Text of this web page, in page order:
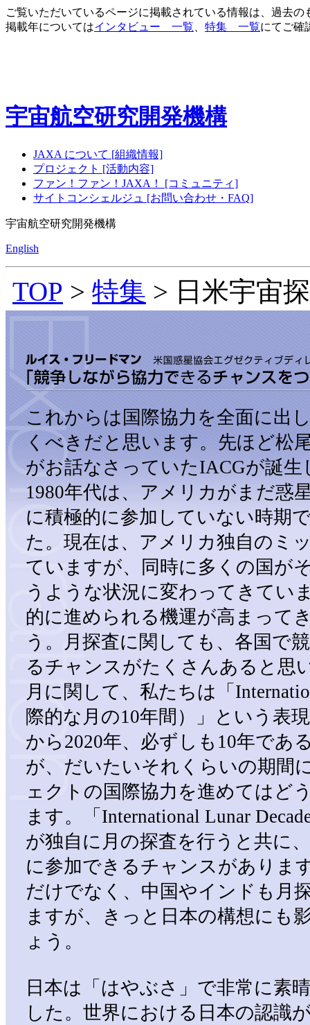
ご覧いただいているページに掲載されている情報は、過去
掲載年についてはインタビュー 一覧 特集 一覧にてご確
宇宙航空研究開発機構
JAXA について [組織情報]
プロジェクト [活動内容]
ファン！ファン！JAXA！ [コミュニティ]
サイトコンシェルジュ [お問い合わせ・FAQ]
宇宙航空研究開発機構
English
TOP > 特集 > 日米宇宙
これからは国際協力を全面に出
くべきだと思います。先ほど松
がお話なさっていたIACGが誕生
1980年代は、アメリカがまだ惑
に積極的に参加していない時期
た。現在は、アメリカ独自のミ
ていますが、同時に多くの国が
うような状況に変わってきてい
的に進められる機運が高まって
う。月探査に関しても、各国で
るチャンスがたくさんあると思
月に関して、私たちは「
際的な月の10年間）」という表
から2020年、必ずしも10年であ
が、だいたいそれくらいの期間
ェクトの国際協力を進めてはど
ます。「International Lunar
が独自に月の探査を行うと共に
に参加できるチャンスがありま
だけでなく、中国やインドも月
ますが、きっと日本の構想にも
ょう。
日本は「はやぶさ」で非常に素
した。世界における日本の認識